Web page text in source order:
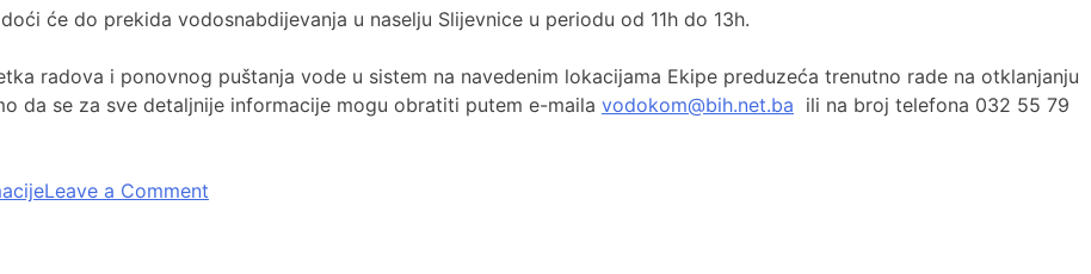
će do prekida vodosnabdijevanja u naselju Slijevnice u periodu od 11h do 13h.
radova i ponovnog puštanja vode u sistem na navedenim lokacijama Ekipe preduzeća trenutno rade na otklanjanju
da se za sve detaljnije informacije mogu obratiti putem e-maila vodokom@bih.net.ba ili na broj telefona 032 55 79
Leave a Comment